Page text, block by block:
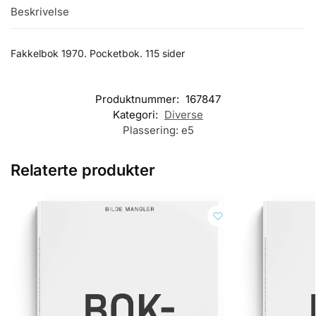
Beskrivelse
Fakkelbok 1970. Pocketbok. 115 sider
Produktnummer: 167847
Kategori: Diverse
Plassering: e5
Relaterte produkter